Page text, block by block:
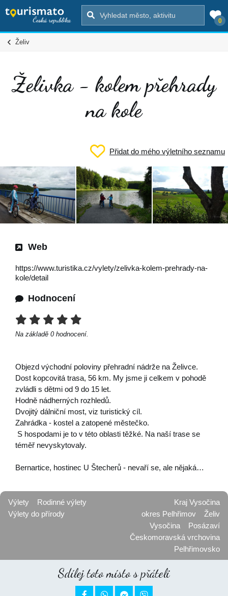
0
Želiv
Želivka - kolem přehrady
na kole
Přidat do mého výletního seznamu
Web
https://www.turistika.cz/vylety/zelivka-kolem-prehrady-na-
kole/detail
Hodnocení
Na základě 0 hodnocení.
Objezd východní poloviny přehradní nádrže na Želivce.
Dost kopcovitá trasa, 56 km. My jsme ji celkem v pohodě
zvládli s dětmi od 9 do 15 let.
Hodně nádherných rozhledů.
Dvojitý dálniční most, viz turistický cíl.
Zahrádka - kostel a zatopené městečko.
S hospodami je to v této oblasti těžké. Na naší trase se
téměř nevyskytovaly.
Bernartice, hostinec U Štecherů - nevaří se, ale nějaká…
Výlety
Rodinné výlety
Výlety do přírody
Kraj Vysočina
okres Pelhřimov
Želiv
Vysočina
Posázaví
Českomoravská vrchovina
Pelhřimovsko
Sdílej toto místo s přáteli